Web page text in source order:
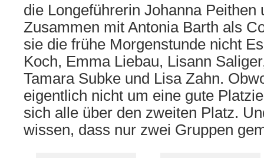
die Longeführerin Johanna Peithen
Zusammen mit Antonia Barth als
sie die frühe Morgenstunde nicht
Koch, Emma Liebau, Lisann
Tamara Subke und Lisa Zahn.
eigentlich nicht um eine gute
sich alle über den zweiten Platz.
wissen, dass nur zwei Gruppen